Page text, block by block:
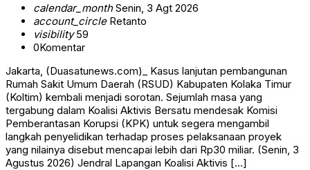
calendar_monthSenin, 3 Agt 2026
account_circleRetanto
visibility59
0Komentar
Jakarta, (Duasatunews.com)_ Kasus lanjutan pembangunan
Rumah Sakit Umum Daerah (RSUD) Kabupaten Kolaka Timur
(Koltim) kembali menjadi sorotan. Sejumlah masa yang
tergabung dalam Koalisi Aktivis Bersatu mendesak Komisi
Pemberantasan Korupsi (KPK) untuk segera mengambil
langkah penyelidikan terhadap proses pelaksanaan proyek
yang nilainya disebut mencapai lebih dari Rp30 miliar. (Senin, 3
Agustus 2026) Jendral Lapangan Koalisi Aktivis […]